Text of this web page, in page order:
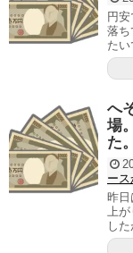
円
落ち
たい
へ
場
た
ース
昨
上
し